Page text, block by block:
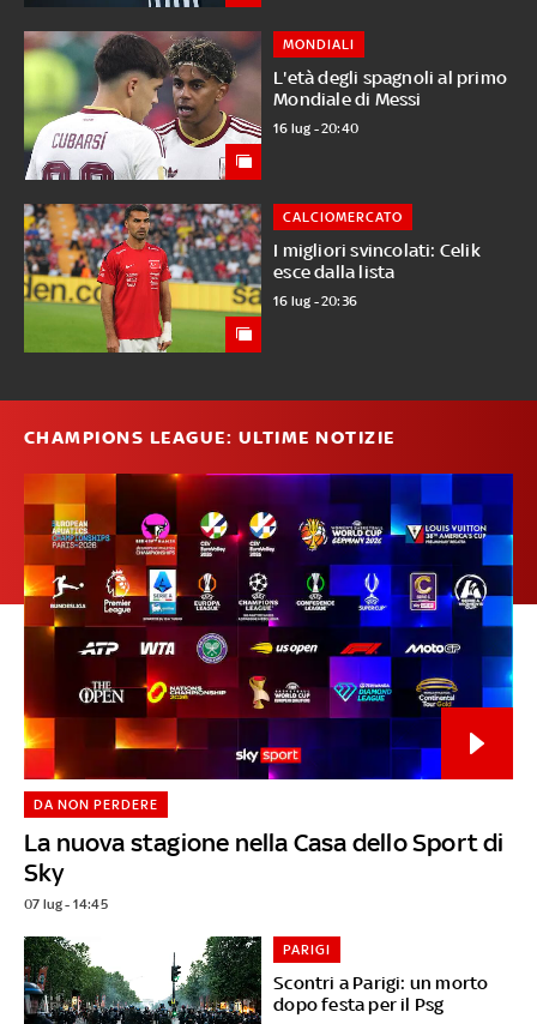
L'età degli spagnoli al primo
Mondiale di Messi
MONDIALI
16 lug - 20:40
I migliori svincolati: Celik
esce dalla lista
CALCIOMERCATO
16 lug - 20:36
CHAMPIONS LEAGUE: ULTIME NOTIZIE
La nuova stagione nella Casa dello Sport di
Sky
DA NON PERDERE
07 lug - 14:45
Scontri a Parigi: un morto
dopo festa per il Psg
PARIGI